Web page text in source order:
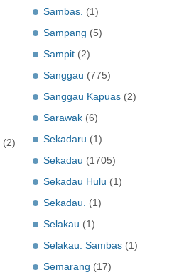
(2)
Sambas. (1)
Sampang (5)
Sampit (2)
Sanggau (775)
Sanggau Kapuas (2)
Sarawak (6)
Sekadaru (1)
Sekadau (1705)
Sekadau Hulu (1)
Sekadau.
(1)
Selakau (1)
Selakau. Sambas (1)
Semarang (17)